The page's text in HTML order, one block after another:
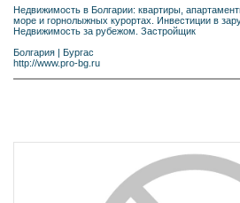
Недвижимость в Болгарии: квартиры,
море и горнолыжных курортах. Инвестиции в
Недвижимость за рубежом. Застройщик
Болгария | Бургас
http://www.pro-bg.ru